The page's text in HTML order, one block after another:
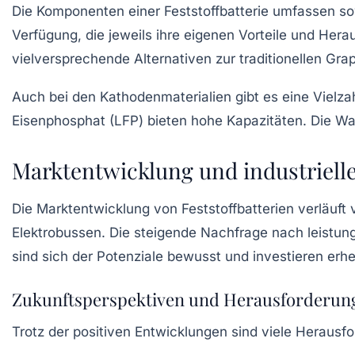
Die Komponenten einer Feststoffbatterie umfassen
Verfügung, die jeweils ihre eigenen Vorteile und
vielversprechende Alternativen zur traditionellen
Auch bei den Kathodenmaterialien gibt es eine
Eisenphosphat (LFP) bieten hohe Kapazitäten. Die
Marktentwicklung und
Die Marktentwicklung von Feststoffbatterien
Elektrobussen. Die steigende Nachfrage nach
sind sich der Potenziale bewusst und investieren
Zukunftsperspektiven und
Trotz der positiven Entwicklungen sind viele